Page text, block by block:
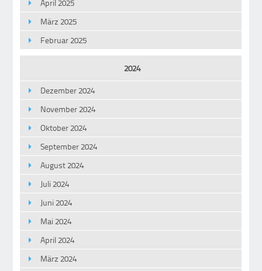
April 2025
März 2025
Februar 2025
2024
Dezember 2024
November 2024
Oktober 2024
September 2024
August 2024
Juli 2024
Juni 2024
Mai 2024
April 2024
März 2024